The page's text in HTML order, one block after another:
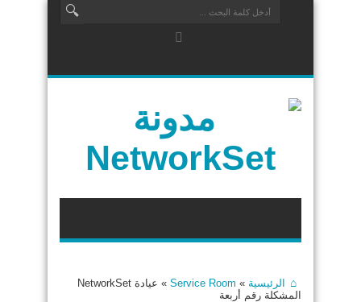
الرئيسية »
Service Room
»
عيادة NetworkSet
المشكلة رقم أربعة